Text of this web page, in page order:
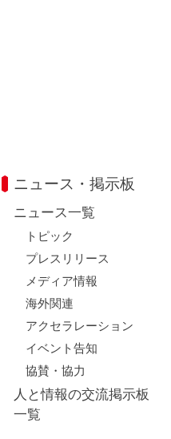
ニュース・掲示板
ニュース一覧
トピック
プレスリリース
メディア情報
海外関連
アクセラレーション
イベント告知
協賛・協力
人と情報の交流掲示板
一覧